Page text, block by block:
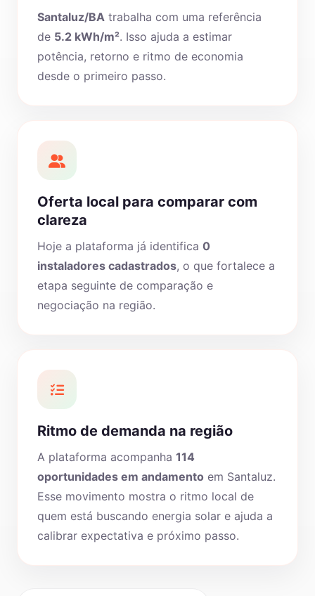
Santaluz/BA trabalha com uma referência
de 5.2 kWh/m². Isso ajuda a estimar
potência, retorno e ritmo de economia
desde o primeiro passo.
Oferta local para comparar com
clareza
Hoje a plataforma já identifica 0
instaladores cadastrados, o que fortalece a
etapa seguinte de comparação e
negociação na região.
Ritmo de demanda na região
A plataforma acompanha 114
oportunidades em andamento em Santaluz.
Esse movimento mostra o ritmo local de
quem está buscando energia solar e ajuda a
calibrar expectativa e próximo passo.